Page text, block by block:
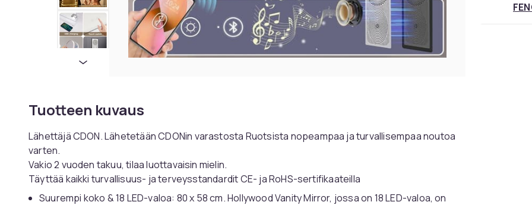
Tuotteen kuvaus
Lähettäjä CDON. Lähetetään CDONin varastosta Ruotsista nopeampaa ja turvallisempaa noutoa
varten.
Vakio 2 vuoden takuu, tilaa luottavaisin mielin.
Täyttää kaikki turvallisuus- ja terveysstandardit CE- ja RoHS-sertifikaateilla
Suurempi koko & 18 LED-valoa: 80 x 58 cm. Hollywood Vanity Mirror, jossa on 18 LED-valoa, on